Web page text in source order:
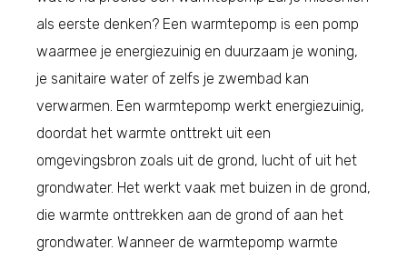
als eerste denken? Een warmtepomp is een pomp
waarmee je energiezuinig en duurzaam je woning,
je sanitaire water of zelfs je zwembad kan
verwarmen. Een warmtepomp werkt energiezuinig,
doordat het warmte onttrekt uit een
omgevingsbron zoals uit de grond, lucht of uit het
grondwater. Het werkt vaak met buizen in de grond,
die warmte onttrekken aan de grond of aan het
grondwater. Wanneer de warmtepomp warmte